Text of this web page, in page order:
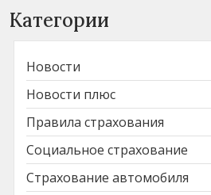
Категории
Новости
Новости плюс
Правила страхования
Социальное страхование
Страхование автомобиля